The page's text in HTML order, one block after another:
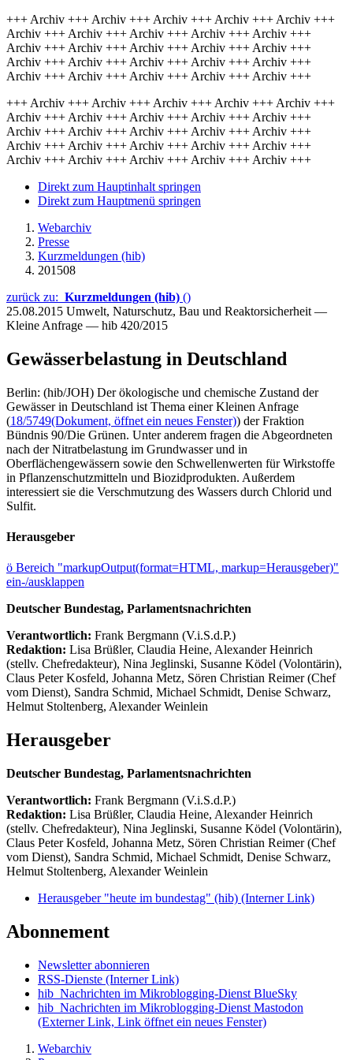
+++ Archiv +++ Archiv +++ Archiv +++ Archiv +++ Archiv +++
Archiv +++ Archiv +++ Archiv +++ Archiv +++ Archiv +++
Archiv +++ Archiv +++ Archiv +++ Archiv +++ Archiv +++
Archiv +++ Archiv +++ Archiv +++ Archiv +++ Archiv +++
Archiv +++ Archiv +++ Archiv +++ Archiv +++ Archiv +++
+++ Archiv +++ Archiv +++ Archiv +++ Archiv +++ Archiv +++
Archiv +++ Archiv +++ Archiv +++ Archiv +++ Archiv +++
Archiv +++ Archiv +++ Archiv +++ Archiv +++ Archiv +++
Archiv +++ Archiv +++ Archiv +++ Archiv +++ Archiv +++
Archiv +++ Archiv +++ Archiv +++ Archiv +++ Archiv +++
Direkt zum Hauptinhalt springen
Direkt zum Hauptmenü springen
Webarchiv
Presse
Kurzmeldungen (hib)
201508
zurück zu: Kurzmeldungen (hib) ()
25.08.2015 Umwelt, Naturschutz, Bau und Reaktorsicherheit —
Kleine Anfrage — hib 420/2015
Gewässerbelastung in Deutschland
Berlin: (hib/JOH) Der ökologische und chemische Zustand der
Gewässer in Deutschland ist Thema einer Kleinen Anfrage
(18/5749(Dokument, öffnet ein neues Fenster)) der Fraktion
Bündnis 90/Die Grünen. Unter anderem fragen die Abgeordneten
nach der Nitratbelastung im Grundwasser und in
Oberflächengewässern sowie den Schwellenwerten für Wirkstoffe
in Pflanzenschutzmitteln und Biozidprodukten. Außerdem
interessiert sie die Verschmutzung des Wassers durch Chlorid und
Sulfit.
Herausgeber
ö Bereich "markupOutput(format=HTML, markup=Herausgeber)"
ein-/ausklappen
Deutscher Bundestag, Parlamentsnachrichten
Verantwortlich: Frank Bergmann (V.i.S.d.P.)
Redaktion: Lisa Brüßler, Claudia Heine, Alexander Heinrich
(stellv. Chefredakteur), Nina Jeglinski, Susanne Ködel (Volontärin),
Claus Peter Kosfeld, Johanna Metz, Sören Christian Reimer (Chef
vom Dienst), Sandra Schmid, Michael Schmidt, Denise Schwarz,
Helmut Stoltenberg, Alexander Weinlein
Herausgeber
Deutscher Bundestag, Parlamentsnachrichten
Verantwortlich: Frank Bergmann (V.i.S.d.P.)
Redaktion: Lisa Brüßler, Claudia Heine, Alexander Heinrich
(stellv. Chefredakteur), Nina Jeglinski, Susanne Ködel (Volontärin),
Claus Peter Kosfeld, Johanna Metz, Sören Christian Reimer (Chef
vom Dienst), Sandra Schmid, Michael Schmidt, Denise Schwarz,
Helmut Stoltenberg, Alexander Weinlein
Herausgeber "heute im bundestag" (hib) (Interner Link)
Abonnement
Newsletter abonnieren
RSS-Dienste (Interner Link)
hib_Nachrichten im Mikroblogging-Dienst BlueSky
hib_Nachrichten im Mikroblogging-Dienst Mastodon
(Externer Link, Link öffnet ein neues Fenster)
Webarchiv